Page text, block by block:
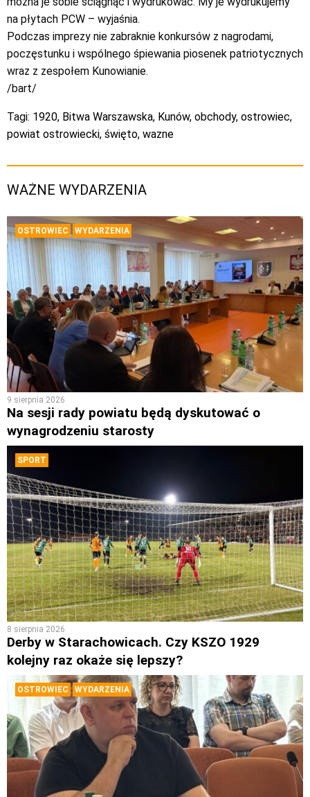
na płytach PCW – wyjaśnia.
Podczas imprezy nie zabraknie konkursów z nagrodami,
poczęstunku i wspólnego śpiewania piosenek patriotycznych
wraz z zespołem Kunowianie.
/bart/
Tagi: 1920, Bitwa Warszawska, Kunów, obchody, ostrowiec,
powiat ostrowiecki, święto, wazne
WAŻNE WYDARZENIA
OSTROWIEC WYDARZENIA
9 sierpnia 2026
Na sesji rady powiatu będą dyskutować o
wynagrodzeniu starosty
SPORT
8 sierpnia 2026
Derby w Starachowicach. Czy KSZO 1929
kolejny raz okaże się lepszy?
OSTROWIEC WYDARZENIA